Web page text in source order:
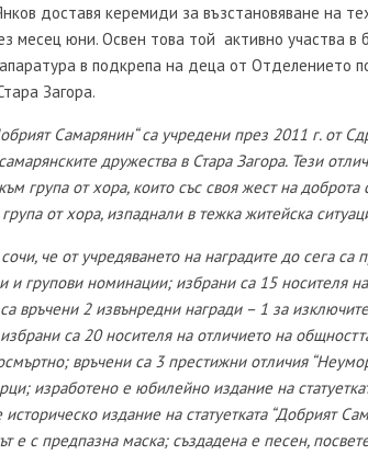
доставя керемиди за възстановяване на
месец юни. Освен това той активно участва в
в подкрепа на деца от Отделението
Загора.
Самарянин“ са учредени през 2011 г. от
дружества в Стара Загора. Тези
група от хора, които със своя жест на
от хора, изпаднали в тежка житейска
сочи, че от учредяването на наградите до сега
и групови номинации; избрани са 15 носителя
връчени 2 извънредни награди – 1 за
са 20 носителя на отличието на
връчени са 3 престижни отличия
изработено е юбилейно издание на
издание на статуетката “Добрият
е с предпазна маска; създадена е песен,